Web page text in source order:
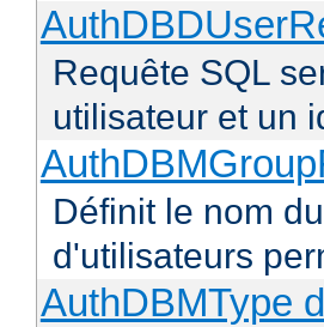
Requête SQL
utilisateur et un
Définit le nom
d'utilisateurs
AuthDBMType